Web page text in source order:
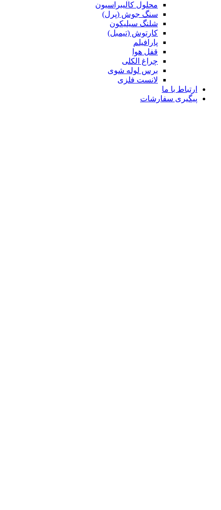
محلول کالیبراسیون
سنگ جوش (پرل)
شلنگ سیلیکون
کارتوش (تیمبل)
پارافیلم
قفل هوا
چراغ الکلی
برس لوله شوی
لانست فلزی
ارتباط با ما
پیگیری سفارشات